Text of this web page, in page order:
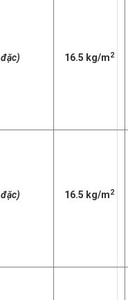
đặc)
16.5 kg/m2
đặc)
16.5 kg/m2